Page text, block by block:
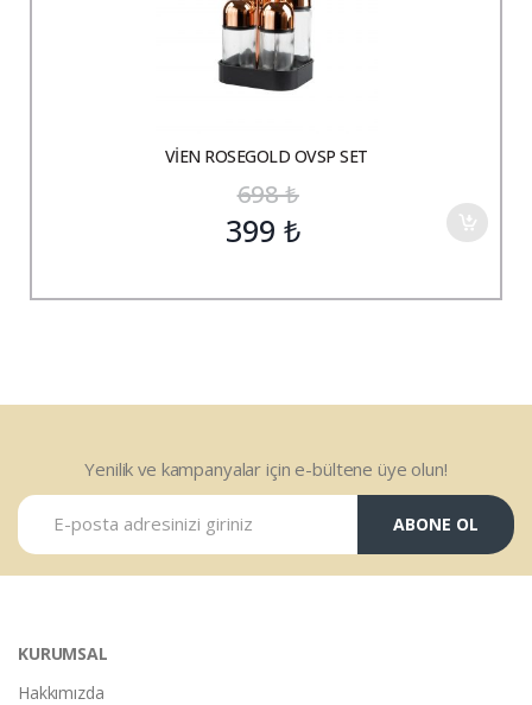
VİEN ROSEGOLD OVSP SET
698₺
399 ₺
Yenilik ve kampanyalar için e-bültene üye olun!
ABONE OL
KURUMSAL
Hakkımızda